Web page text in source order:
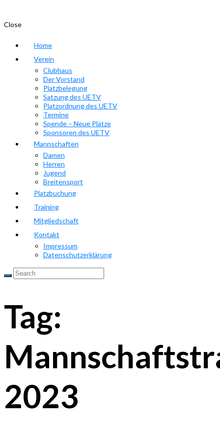
Close
Home
Verein
Clubhaus
Der Vorstand
Platzbelegung
Satzung des UETV
Platzordnung des UETV
Termine
Spende – Neue Plätze
Sponsoren des UETV
Mannschaften
Damen
Herren
Jugend
Breitensport
Platzbuchung
Training
Mitgliedschaft
Kontakt
Impressum
Datenschutzerklärung
Tag:
2023